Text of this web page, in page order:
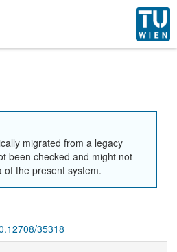
migrated from a legacy
been checked and might not
of the present system.
35318